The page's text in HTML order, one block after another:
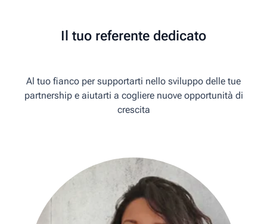
Il tuo referente dedicato
Al tuo fianco per supportarti nello sviluppo delle tue
partnership e aiutarti a cogliere nuove opportunità di
crescita